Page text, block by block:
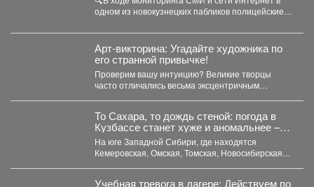
одном из новокузнецких пабликов полицейские
Арт-викторина: Угадайте художника по
его странной привычке!
Проверим вашу интуицию? Великие творцы
часто отличались весьма эксцентричным
То Сахара, то дождь стеной: погода в
Кузбассе станет хуже и аномальнее –
причина
На юге Западной Сибири, где находятся
Кемеровская, Омская, Томская, Новосибирская
Учебная тревога в лагере: Действуем по